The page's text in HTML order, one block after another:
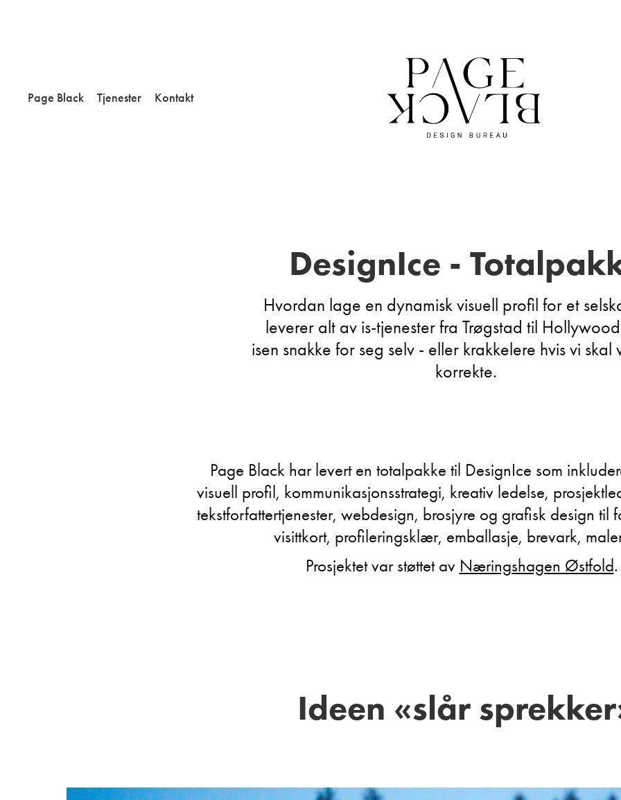
Page Black Tjenester Kontakt
DesignIce -
Hvordan lage en dynamisk visuell profil for et
leverer alt av is-tjenester fra Trøgstad til
isen snakke for seg selv - eller krakkelere hvis vi
korrekte.
Page Black har levert en totalpakke til DesignIce som
visuell profil, kommunikasjonsstrategi, kreativ ledelse,
tekstforfattertjenester, webdesign, brosjyre og grafisk design til
visittkort, profileringsklær, emballasje, brevark,
Prosjektet var støttet av Næringshagen Østfold
Ideen «slår